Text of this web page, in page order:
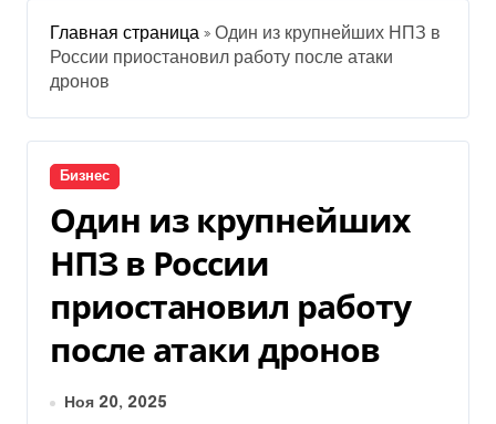
Главная страница » Один из крупнейших НПЗ в
России приостановил работу после атаки
дронов
Бизнес
Один из крупнейших
НПЗ в России
приостановил работу
после атаки дронов
Ноя 20, 2025